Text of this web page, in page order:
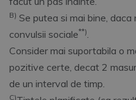
B) Se putea si mai bine,
convulsii sociale**)
Consider mai suportabila o
pozitive certe, decat 2
de un interval de timp.
C)